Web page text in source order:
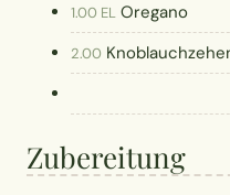
1.00 EL Oregano
2.00
Zubereitung